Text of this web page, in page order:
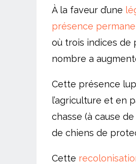
À la faveur d’une
présence
où trois indices de
nombre a
Cette présence
l’agriculture et en
chasse (à cause
de chiens de
Cette